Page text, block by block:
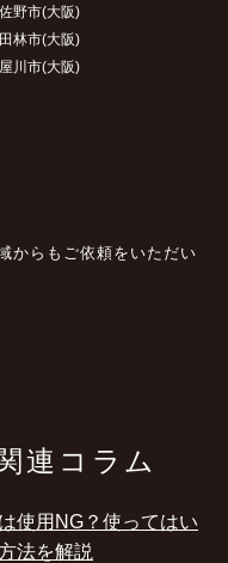
野市(大阪)
林市(大阪)
川市(大阪)
からもご依頼をいただい
連コラム
使用NG？使ってはい
法を解説